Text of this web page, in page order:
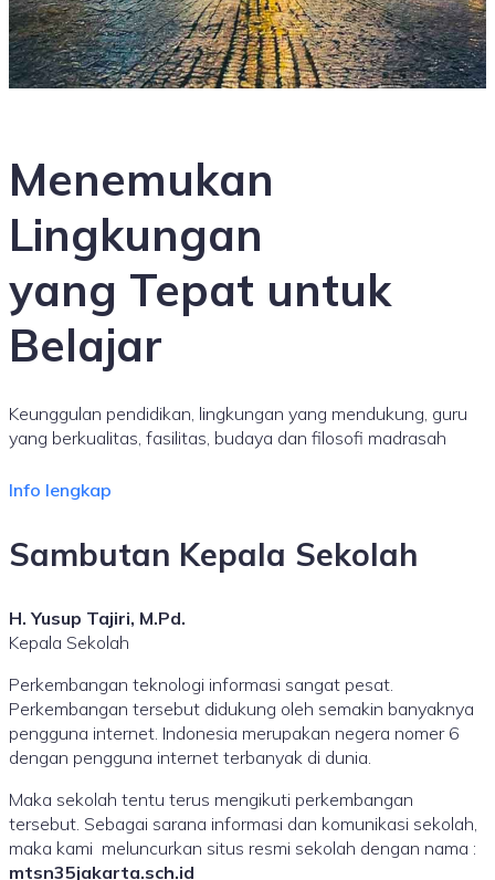
Menemukan
Lingkungan
yang Tepat untuk
Belajar
Keunggulan pendidikan, lingkungan yang mendukung, guru
yang berkualitas, fasilitas, budaya dan filosofi madrasah​
Info lengkap
Sambutan Kepala Sekolah
H. Yusup Tajiri, M.Pd.
Kepala Sekolah
Perkembangan teknologi informasi sangat pesat.
Perkembangan tersebut didukung oleh semakin banyaknya
pengguna internet. Indonesia merupakan negera nomer 6
dengan pengguna internet terbanyak di dunia.
Maka sekolah tentu terus mengikuti perkembangan
tersebut. Sebagai sarana informasi dan komunikasi sekolah,
maka kami meluncurkan situs resmi sekolah dengan nama :
mtsn35jakarta.sch.id